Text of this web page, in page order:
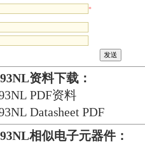
*
资料下载：
PDF资料
Datasheet PDF
相似电子元器件：